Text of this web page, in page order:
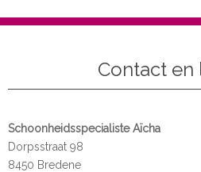
Contact en
Schoonheidsspecialiste Aïcha
Dorpsstraat 98
8450 Bredene